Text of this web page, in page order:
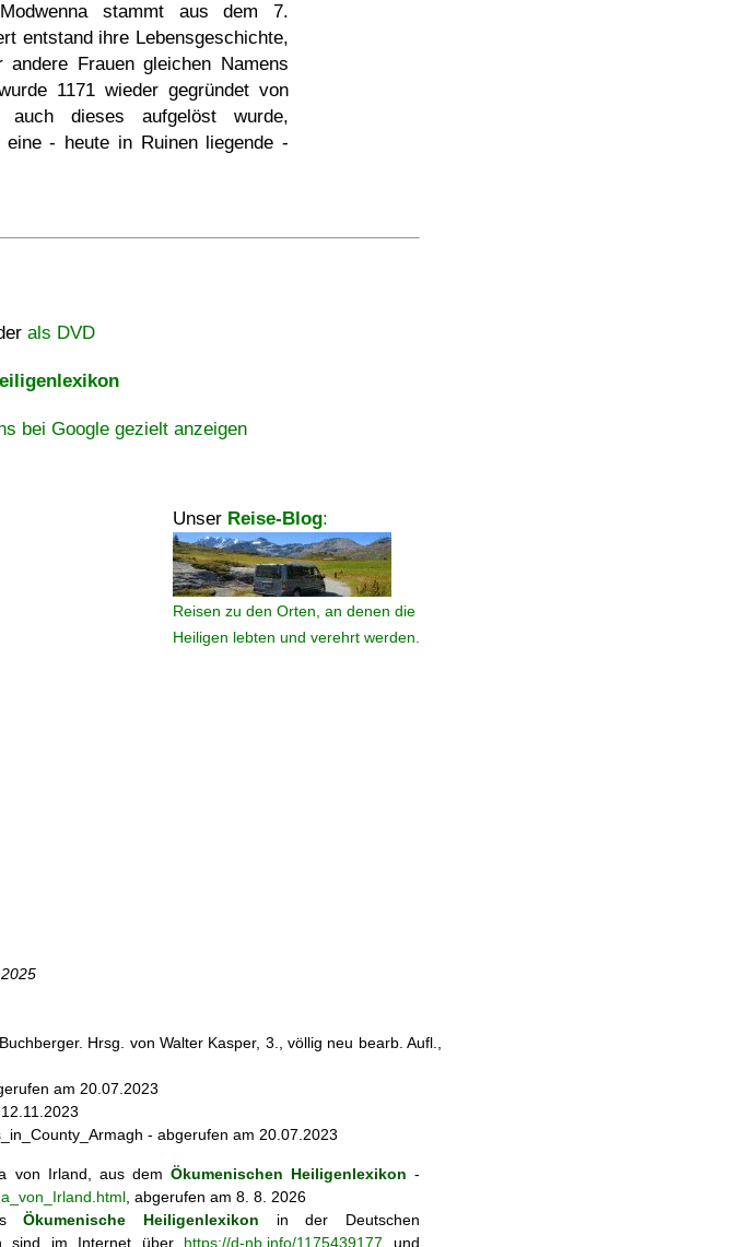
stammt aus dem 7.
entstand ihre Lebensgeschichte,
Frauen gleichen Namens
1171 wieder gegründet von
auch dieses aufgelöst wurde,
- heute in Ruinen liegende -
als DVD
bei Google gezielt anzeigen
Unser Reise-Blog:
Reisen zu den Orten, an denen die
Heiligen lebten und verehrt werden.
Hrsg. von Walter Kasper, 3., völlig neu bearb. Aufl.,
am 20.07.2023
- abgerufen am 20.07.2023
von Irland, aus dem Ökumenischen Heiligenlexikon -
, abgerufen am 8. 8. 2026
Ökumenische Heiligenlexikon in der Deutschen
sind im Internet über https://d-nb.info/1175439177 und